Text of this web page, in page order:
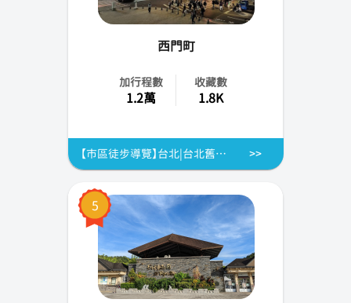
西門町
加行程數
1.2萬
收藏數
1.8K
【市區徒步導覽】台北|台北舊城區之旅|總統府.西門町.紅樓劇場
5